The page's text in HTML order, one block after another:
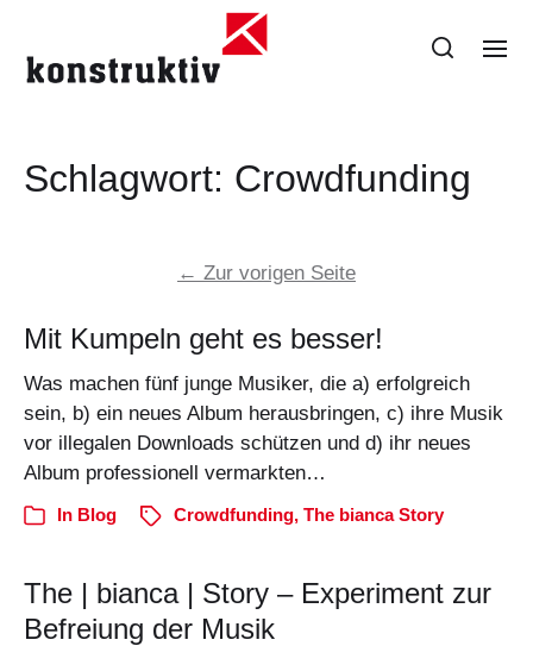
Schlagwort: Crowdfunding
← Zur vorigen Seite
Mit Kumpeln geht es besser!
Was machen fünf junge Musiker, die a) erfolgreich
sein, b) ein neues Album herausbringen, c) ihre Musik
vor illegalen Downloads schützen und d) ihr neues
Album professionell vermarkten…
In Blog Crowdfunding, The bianca Story
The | bianca | Story – Experiment zur
Befreiung der Musik